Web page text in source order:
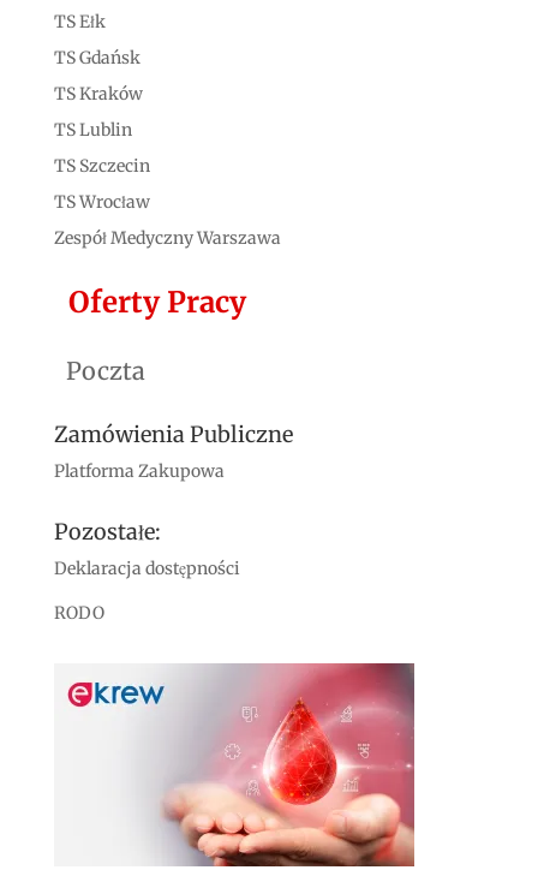
TS Ełk
TS Gdańsk
TS Kraków
TS Lublin
TS Szczecin
TS Wrocław
Zespół Medyczny Warszawa
Oferty Pracy
Poczta
Zamówienia Publiczne
Platforma Zakupowa
Pozostałe:
Deklaracja dostępności
RODO